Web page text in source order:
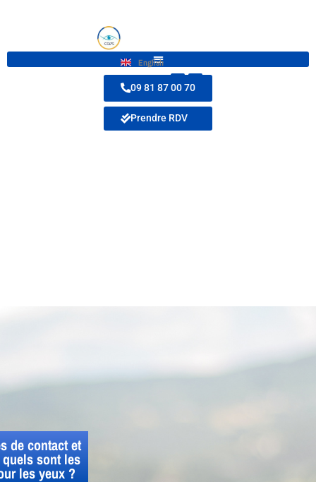
English
09 81 87 00 70
Prendre RDV
Les lentilles de
de contact et
sont les
les yeux ?